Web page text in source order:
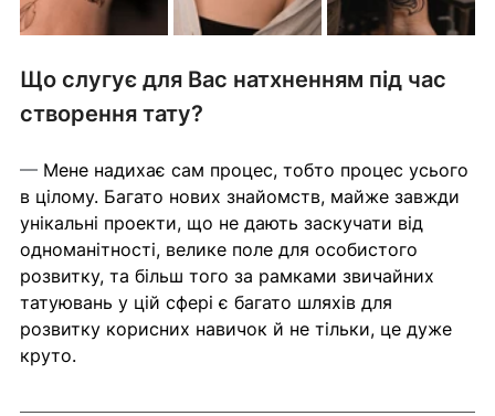
Що слугує для Вас натхненням під час
створення тату?
— Мене надихає сам процес, тобто процес усього
в цілому. Багато нових знайомств, майже завжди
унікальні проекти, що не дають заскучати від
одноманітності, велике поле для особистого
розвитку, та більш того за рамками звичайних
татуювань у цій сфері є багато шляхів для
розвитку корисних навичок й не тільки, це дуже
круто.